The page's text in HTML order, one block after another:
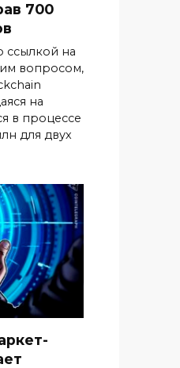
700
на
вопросом,
на
в процессе
для двух